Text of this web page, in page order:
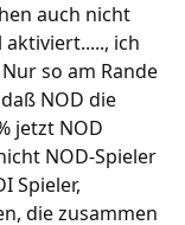
auch nicht
ich
so am Rande
NOD die
jetzt NOD
NOD-Spieler
Spieler,
die zusammen